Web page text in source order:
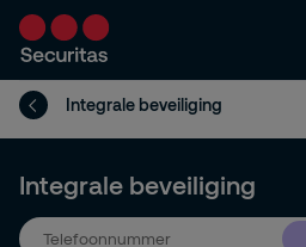
Integrale beveiliging
Integrale beveiliging